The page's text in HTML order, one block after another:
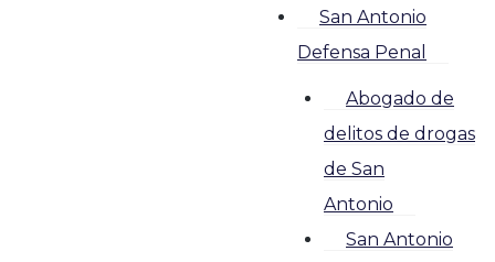
San Antonio
Defensa Penal
Abogado de
delitos de drogas
de San
Antonio
San Antonio